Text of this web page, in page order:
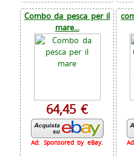
Combo da pesca per il
mare...
64,45 €
Ad: Sponsored by eBay.